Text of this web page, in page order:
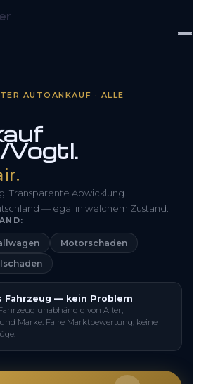
0800 1553 5546
AUTOANKAUF · ALLE
Vogtl.
Transparente Abwicklung.
— egal in welchem Zustand.
Motorschaden
Fahrzeug — kein Problem
unabhängig von Alter,
Marke. Faire Marktbewertung, keine